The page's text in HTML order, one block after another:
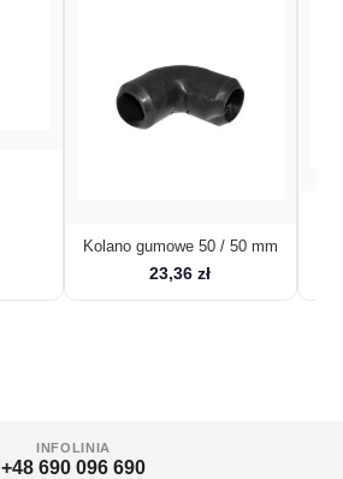
Kolano gumowe 50 / 50 mm
23,36 zł
INFOLINIA
+48 690 096 690